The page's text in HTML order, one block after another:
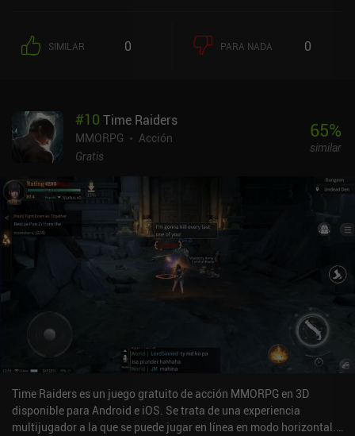
SIMILAR 0 PARA NADA 0
#10 Time Raiders
MMORPG
Acción
Gratis
65%
similar
Time Raiders es un juego gratuito de acción MMORPG en 3D
disponible para Android e iOS. Se trata de una experiencia
multijugador a la que se puede jugar en línea en modo horizontal.